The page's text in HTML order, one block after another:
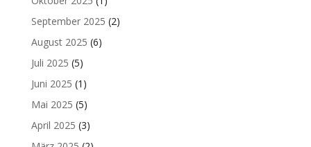
September 2025 (2)
August 2025 (6)
Juli 2025 (5)
Juni 2025 (1)
Mai 2025 (5)
April 2025 (3)